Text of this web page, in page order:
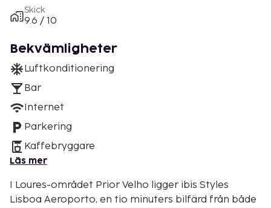
Skick
9.6 / 10
Bekvämligheter
Luftkonditionering
Bar
Internet
Parkering
Kaffebryggare
Läs mer
I Loures-området Prior Velho ligger ibis Styles
Lisboa Aeroporto, en tio minuters bilfärd från både